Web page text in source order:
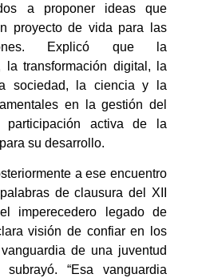
a proponer ideas que
proyecto de vida para las
Explicó que la
la transformación digital, la
sociedad, la ciencia y la
en la gestión del
activa de la
su desarrollo.
a ese encuentro
de clausura del XII
imperecedero legado de
visión de confiar en los
de una juventud
“Esa vanguardia